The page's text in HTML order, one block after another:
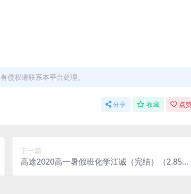
侵权请联系本平台处理。
分享 收藏 点
下一篇
高途2020高一暑假班化学江诚（完结）（2.85G